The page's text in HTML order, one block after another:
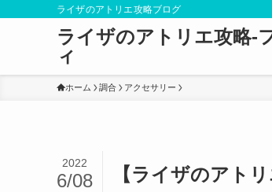
ライザのアトリエ攻略ブログ
ライザのアトリエ攻略-
ィ
ホーム 調合 アクセサリー
【ライザのアト
2022
6/08